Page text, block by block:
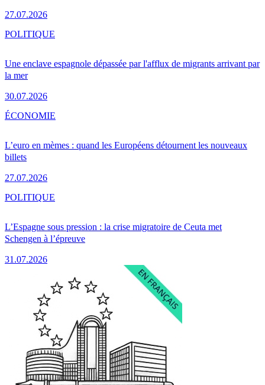
27.07.2026
Une enclave espagnole dépassée par l'afflux de migrants arrivant par
la mer
30.07.2026
POLITIQUE
L’euro en mèmes : quand les Européens détournent les nouveaux
billets
27.07.2026
ÉCONOMIE
L’Espagne sous pression : la crise migratoire de Ceuta met
Schengen à l’épreuve
31.07.2026
POLITIQUE